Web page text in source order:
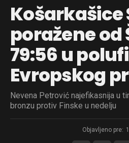
Košarkašice
poražene od
79:56 u
Evropskog
Nevena Petrović najefikasnija u
bronzu protiv Finske u nedelju
Objavljeno pre: